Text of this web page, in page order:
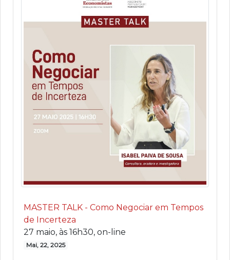
MASTER TALK - Como Negociar em Tempos
de Incerteza
27 maio, às 16h30, on-line
Mai, 22, 2025